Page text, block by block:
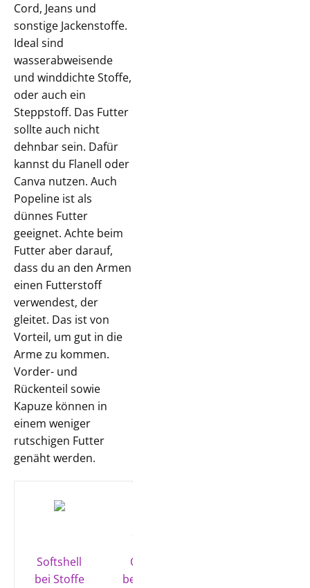
Cord, Jeans und
sonstige Jackenstoffe.
Ideal sind
wasserabweisende
und winddichte Stoffe,
oder auch ein
Steppstoff. Das Futter
sollte auch nicht
dehnbar sein. Dafür
kannst du Flanell oder
Canva nutzen. Auch
Popeline ist als
dünnes Futter
geeignet. Achte beim
Futter aber darauf,
dass du an den Armen
einen Futterstoff
verwendest, der
gleitet. Das ist von
Vorteil, um gut in die
Arme zu kommen.
Vorder- und
Rückenteil sowie
Kapuze können in
einem weniger
rutschigen Futter
genäht werden.
Softshell
bei Stoffe
Oilskin
bei Stoffe